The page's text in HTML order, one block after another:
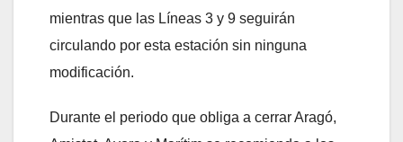
mientras que las Líneas 3 y 9 seguirán
circulando por esta estación sin ninguna
modificación.
Durante el periodo que obliga a cerrar Aragó,